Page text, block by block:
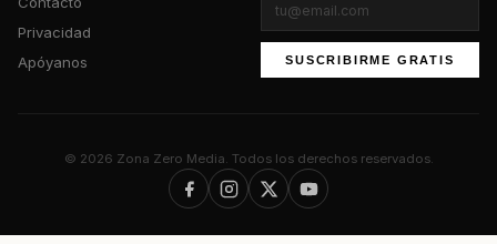
Privacidad
Apóyanos
SUSCRIBIRME GRATIS
© 2026 Zona Zero Media. Todos los derechos reservados.